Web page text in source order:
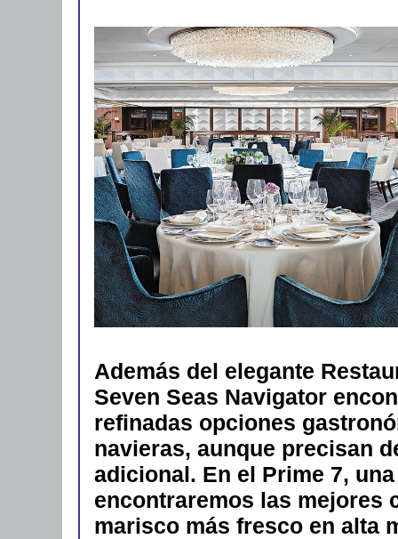
Además del elegante
Seven Seas Navigator
refinadas opciones
navieras, aunque precisan
adicional. En el Prime 7,
encontraremos las mejores
marisco más fresco en alta